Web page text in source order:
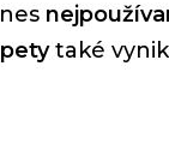
také